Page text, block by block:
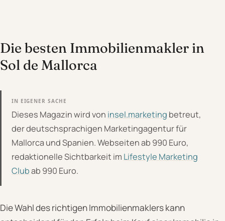
Die besten Immobilienmakler in
Sol de Mallorca
IN EIGENER SACHE
Dieses Magazin wird von insel.marketing betreut,
der deutschsprachigen Marketingagentur für
Mallorca und Spanien. Webseiten ab 990 Euro,
redaktionelle Sichtbarkeit im Lifestyle Marketing
Clubab 990 Euro.
Die Wahl des richtigen Immobilienmaklers kann